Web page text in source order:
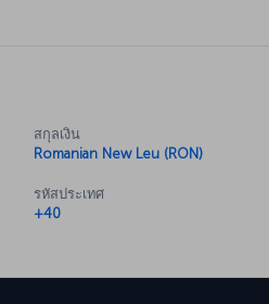
สกุลเงิน
Romanian New Leu (RON)
รหัสประเทศ
+40